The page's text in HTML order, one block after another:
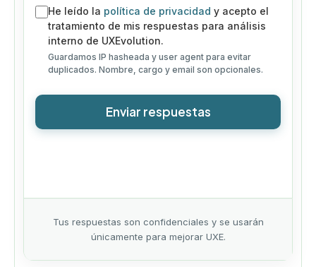
He leído la política de privacidad y acepto el
tratamiento de mis respuestas para análisis
interno de UXEvolution.
Guardamos IP hasheada y user agent para evitar
duplicados. Nombre, cargo y email son opcionales.
Enviar respuestas
Tus respuestas son confidenciales y se usarán
únicamente para mejorar UXE.